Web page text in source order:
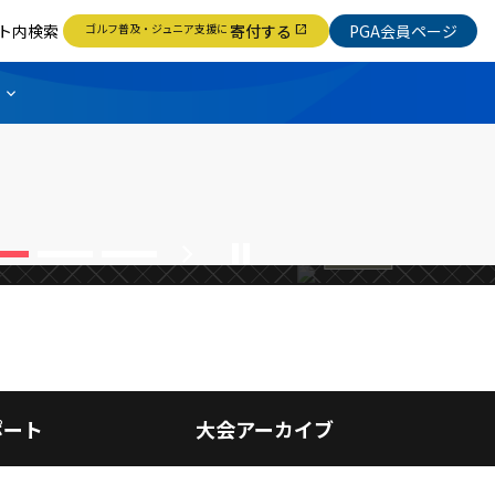
内検索 ゴルフ普及・ジュニア支援に 寄付する open_in_new PGA会員ページ
グボールは
chevron_right pause
ト 大会アーカイブ